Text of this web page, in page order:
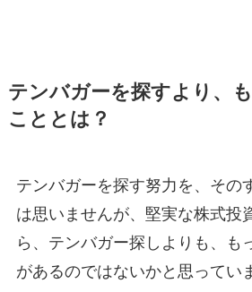
テンバガーを探すより、
こととは？
テンバガーを探す努力を、その
は思いませんが、堅実な株式投
ら、テンバガー探しよりも、も
があるのではないかと思ってい